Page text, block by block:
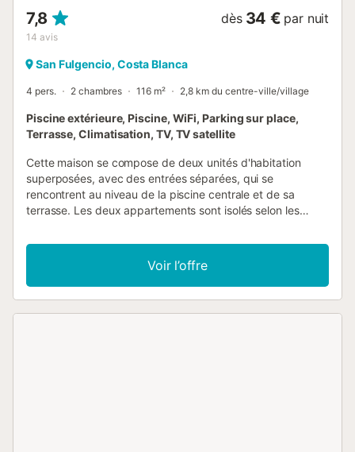
7,8
14 avis
dès 34 € par nuit
San Fulgencio, Costa Blanca
4 pers. 2 chambres 116 m² 2,8 km du centre-ville/village
Piscine extérieure, Piscine, WiFi, Parking sur place,
Terrasse, Climatisation, TV, TV satellite
Cette maison se compose de deux unités d'habitation
superposées, avec des entrées séparées, qui se
rencontrent au niveau de la piscine centrale et de sa
terrasse. Les deux appartements sont isolés selon les
soleil. La maison est située au centre, près des
supermarchés, des banques et des restaurants. Ceux qui
souhaitent renoncer à leur voiture peuvent prendre la
navette pour se rendre à la plage. Les produits locaux frais
Voir l’offre